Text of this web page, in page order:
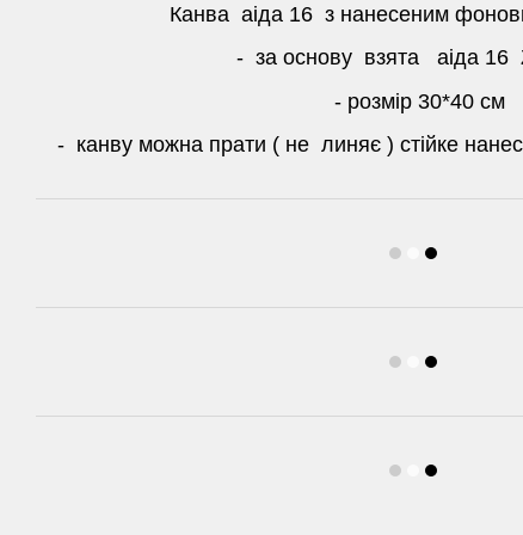
Канва аіда 16 з нанесеним
- за основу взята аіда 16
- розмір 30*40 см
- канву можна прати ( не линяє ) стійке